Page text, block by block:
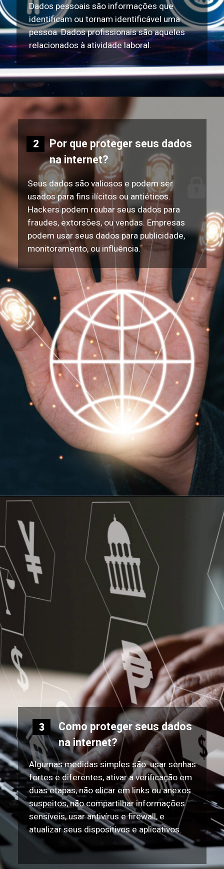
Dados pessoais são informações que
identificam ou tornam identificável uma
pessoa. Dados profissionais são aqueles
relacionados à atividade laboral.
Por que proteger seus dados
na internet?
Seus dados são valiosos e podem ser
usados para fins ilícitos ou antiéticos.
Hackers podem roubar seus dados para
fraudes, extorsões, ou vendas. Empresas
podem usar seus dados para publicidade,
monitoramento, ou influência.
2
Como proteger seus dados
na internet?
Algumas medidas simples são: usar senhas
fortes e diferentes, ativar a verificação em
duas etapas, não clicar em links ou anexos
suspeitos, não compartilhar informações
sensíveis, usar antivírus e firewall, e
atualizar seus dispositivos e aplicativos.
3